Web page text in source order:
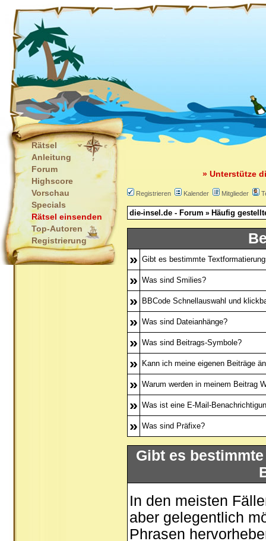
Rätsel
Anleitung
Forum
Highscore
Vorschau
Specials
Rätsel einsenden
Top-Autoren
Registrierung
» Unterstütze
Registrieren Kalender Mitglieder
die-insel.de - Forum » Häufig
» Gibt es bestimmte
» Was sind Smilies?
» BBCode Schnellauswahl und
» Was sind Dateianhänge?
» Was sind Beitrags-Symbole?
» Kann ich meine eigenen Beiträge
» Warum werden in meinem Beitrag
» Was ist eine E-Mail-
» Was sind Präfixe?
Gibt es
In den meisten
aber gelegentlich
Phrasen